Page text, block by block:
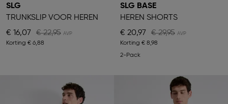
SLG
TRUNKSLIP VOOR HEREN
€ 16,07
€ 22,95
Korting € 6,88
SLG BASE
HEREN SHORTS
€ 20,97
€ 29,95
Korting € 8,98
2-Pack